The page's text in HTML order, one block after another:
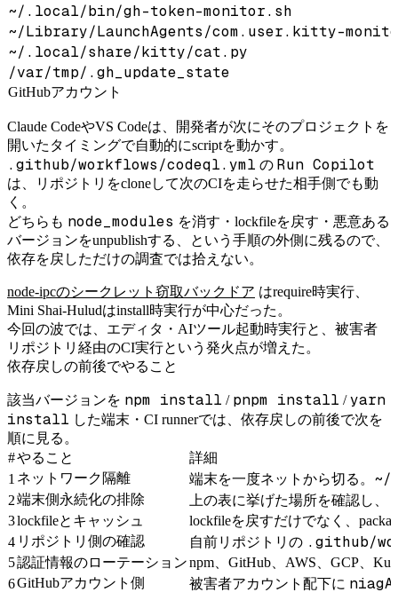
~/.local/bin/gh-token-monitor.sh
~/Library/LaunchAgents/com.user.kitty-
~/.local/share/kitty/cat.py
/var/tmp/.gh_update_state
GitHubアカウント
Claude CodeやVS Codeは、開発者が次にそのプロジェクトを
開いたタイミングで自動的にscriptを動かす。
.github/workflows/codeql.yml の Run Copilot
は、リポジトリをcloneして次のCIを走らせた相手側でも動
く。
どちらも node_modules を消す・lockfileを戻す・悪意ある
バージョンをunpublishする、という手順の外側に残るので、
依存を戻しただけの調査では拾えない。
node-ipcのシークレット窃取バックドア はrequire時実行、
Mini Shai-Huludはinstall時実行が中心だった。
今回の波では、エディタ・AIツール起動時実行と、被害者
リポジトリ経由のCI実行という発火点が増えた。
依存戻しの前後でやること
該当バージョンを npm install / pnpm install /yarn
install した端末・CI runnerでは、依存戻しの前後で次を
順に見る。
#やること
詳細
1 ネットワーク隔離 端末を一度ネットから切る。 ~/
2端末側永続化の排除 上の表に挙げた場所を確認し、
3lockfileとキャッシュ
lockfileを戻すだけでなく、
4 リポジトリ側の確認 自前リポジトリの .github/
5認証情報のローテーションnpm、GitHub、AWS、GCP、
6GitHubアカウント側 被害者アカウント配下に